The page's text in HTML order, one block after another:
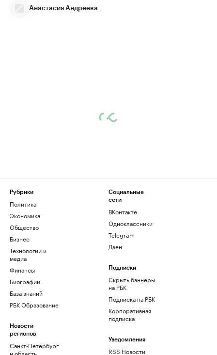
Анастасия Андреева
Рубрики
Политика
Экономика
Общество
Бизнес
Технологии и
медиа
Финансы
Биографии
База знаний
РБК Образование
Новости
регионов
Санкт-Петербург
и область
Социальные
сети
ВКонтакте
Одноклассники
Telegram
Дзен
Подписки
Скрыть баннеры
на РБК
Подписка на РБК
Корпоративная
подписка
Уведомления
RSS Новости